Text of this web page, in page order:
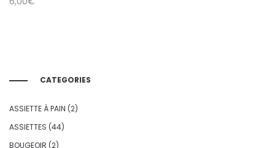
CATEGORIES
ASSIETTE À PAIN (2)
ASSIETTES (44)
BOUGEOIR (2)